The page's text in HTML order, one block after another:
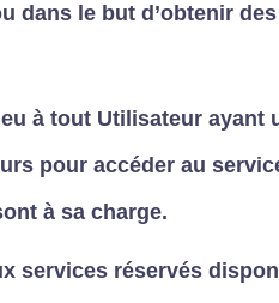
dans le but d’obtenir
à tout Utilisateur ayant
pour accéder au
à sa charge.
services réservés